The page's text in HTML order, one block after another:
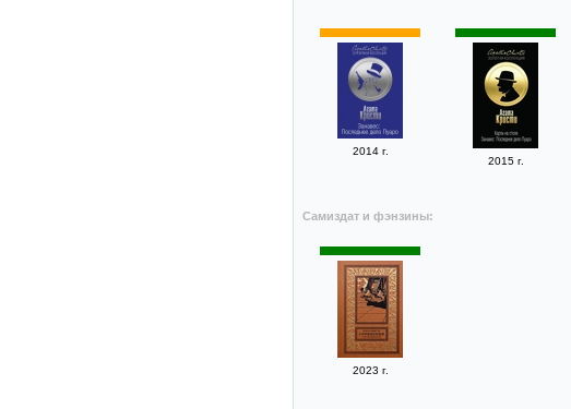
2014 г.
2015 г.
Самиздат и фэнзины:
2023 г.